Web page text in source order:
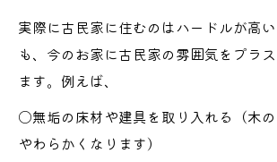
実際に古民家に住むのはハードルが高
も、今のお家に古民家の雰囲気をプラ
ます。例えば、
〇無垢の床材や建具を取り入れる（木
やわらかくなります）